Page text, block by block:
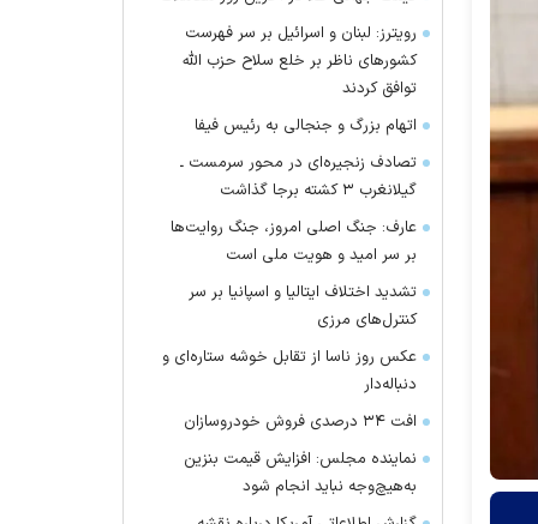
رویترز: لبنان و اسرائیل بر سر فهرست
کشور‌های ناظر بر خلع سلاح حزب الله
توافق کردند
اتهام بزرگ و جنجالی به رئیس فیفا
تصادف زنجیره‌ای در محور سرمست ـ
گیلانغرب ۳ کشته برجا گذاشت
عارف: جنگ اصلی امروز، جنگ روایت‌ها
بر سر امید و هویت ملی است
تشدید اختلاف ایتالیا و اسپانیا بر سر
کنترل‌های مرزی
عکس روز ناسا از تقابل خوشه ستاره‌ای و
دنباله‌دار
افت ۳۴ درصدی فروش خودروسازان
نماینده مجلس: افزایش قیمت بنزین
به‌هیچ‌وجه نباید انجام شود